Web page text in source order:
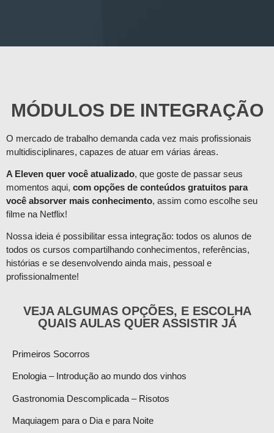
MÓDULOS DE INTEGRAÇÃO
O mercado de trabalho demanda cada vez mais profissionais
multidisciplinares, capazes de atuar em várias áreas.
A Eleven quer você atualizado, que goste de passar seus
momentos aqui, com opções de conteúdos gratuitos para
você absorver mais conhecimento, assim como escolhe seu
filme na Netflix!
Nossa ideia é possibilitar essa integração: todos os alunos de
todos os cursos compartilhando conhecimentos, referências,
histórias e se desenvolvendo ainda mais, pessoal e
profissionalmente!
VEJA ALGUMAS OPÇÕES, E ESCOLHA
QUAIS AULAS QUER ASSISTIR JÁ
Primeiros Socorros
Enologia – Introdução ao mundo dos vinhos
Gastronomia Descomplicada – Risotos
Maquiagem para o Dia e para Noite